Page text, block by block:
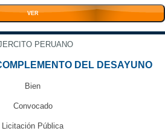
VER
PERUANO
DEL DESAYUNO
Bien
Convocado
Licitación Pública